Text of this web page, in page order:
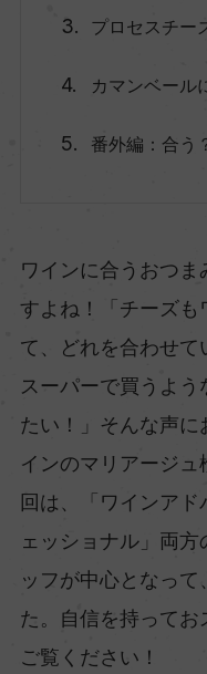
プロセスチー
カマンベール
番外編：合う
ワインに合うおつ
すよね！「チーズも
て、どれを合わせて
スーパーで買うよ
たい！」そんな声に
インのマリアージ
回は、「ワインア
ェッショナル」両
ッフが中心となっ
た。自信を持って
ご覧ください！